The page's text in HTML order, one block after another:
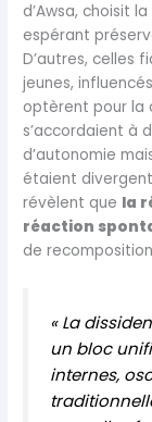
d’Awsa, choisit
espérant
D’autres, celles
jeunes,
optèrent pour la
s’accordaient à
d’autonomie
étaient
révèlent que la
réaction
de
« La
un bloc
internes,